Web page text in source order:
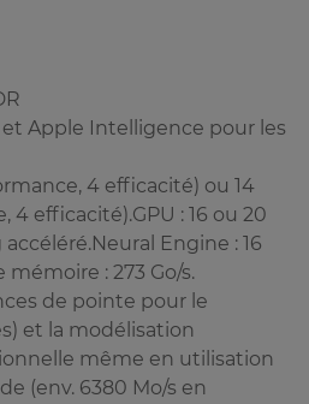
Apple Intelligence pour les
4 efficacité) ou 14
efficacité).GPU : 16 ou 20
Engine : 16
: 273 Go/s.
de pointe pour le
et la modélisation
même en utilisation
(env. 6380 Mo/s en